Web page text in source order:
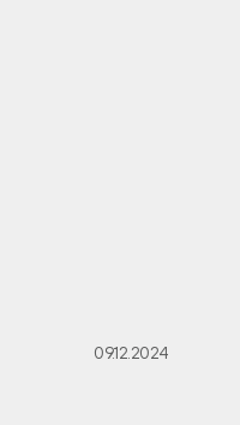
09.12.2024